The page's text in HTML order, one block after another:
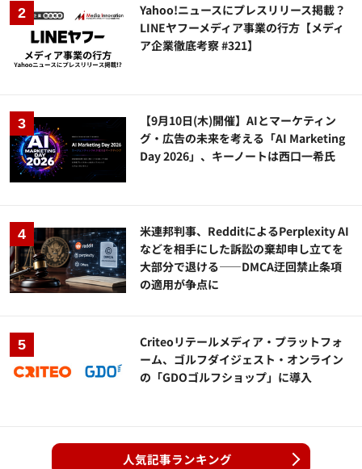
Yahoo!ニュースにプレスリリース掲載？
LINEヤフーメディア事業の行方【メディ
ア企業徹底考察 #321】
【9月10日(木)開催】AIとマーケティン
グ・広告の未来を考える「AI Marketing
Day 2026」、キーノートは西口一希氏
米連邦判事、RedditによるPerplexity AI
などを相手にした訴訟の棄却申し立てを
大部分で退ける——DMCA迂回禁止条項
の適用が争点に
Criteoリテールメディア・プラットフォ
ーム、ゴルフダイジェスト・オンライン
の「GDOゴルフショップ」に導入
人気記事ランキング